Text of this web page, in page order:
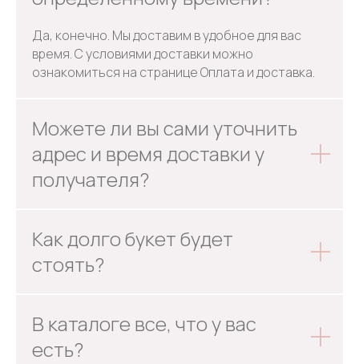
Да, конечно. Мы доставим в удобное для вас
время. С условиями доставки можно
ознакомиться на странице Оплата и доставка.
Можете ли вы сами уточнить
адрес и время доставки у
получателя?
Как долго букет будет
стоять?
В каталоге все, что у вас
есть?